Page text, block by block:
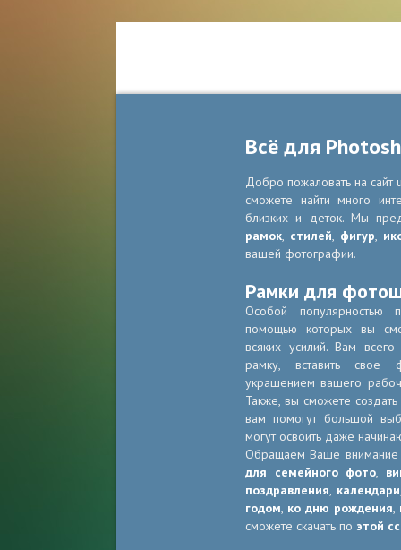
Всё для
Добро пожаловать на
сможете найти много
близких и деток. Мы
рамок, стилей, фигур,
вашей фотографии.
Рамки для
Особой популярностью
помощью которых вы
всяких усилий. Вам
рамку, вставить свое
украшением вашего
Также, вы сможете
вам помогут большой
могут освоить даже
Обращаем Ваше
для семейного фото,
поздравления, календари
годом, ко дню рождения,
сможете скачать по этой